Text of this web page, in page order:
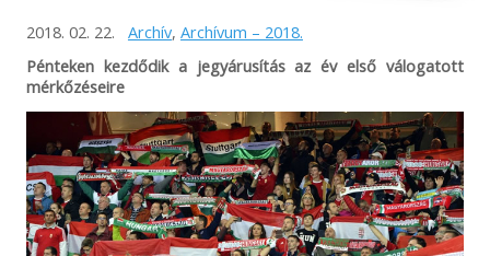
2018. 02. 22. Archív, Archívum – 2018.
Pénteken kezdődik a jegyárusítás az év első válogatott
mérkőzéseire